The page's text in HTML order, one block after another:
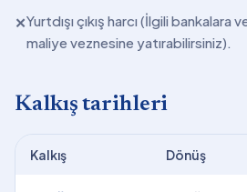
✕Yurtdışı çıkış harcı (İlgili bankalara
maliye veznesine yatırabilirsiniz).
Kalkış tarihleri
Kalkış Dönüş